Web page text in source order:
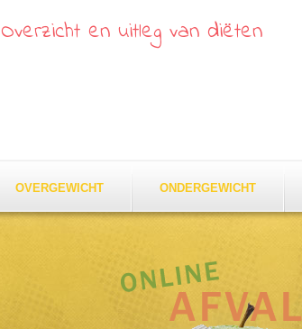
Overzicht en uitleg van diëten
OVERGEWICHT ONDERGEWICHT